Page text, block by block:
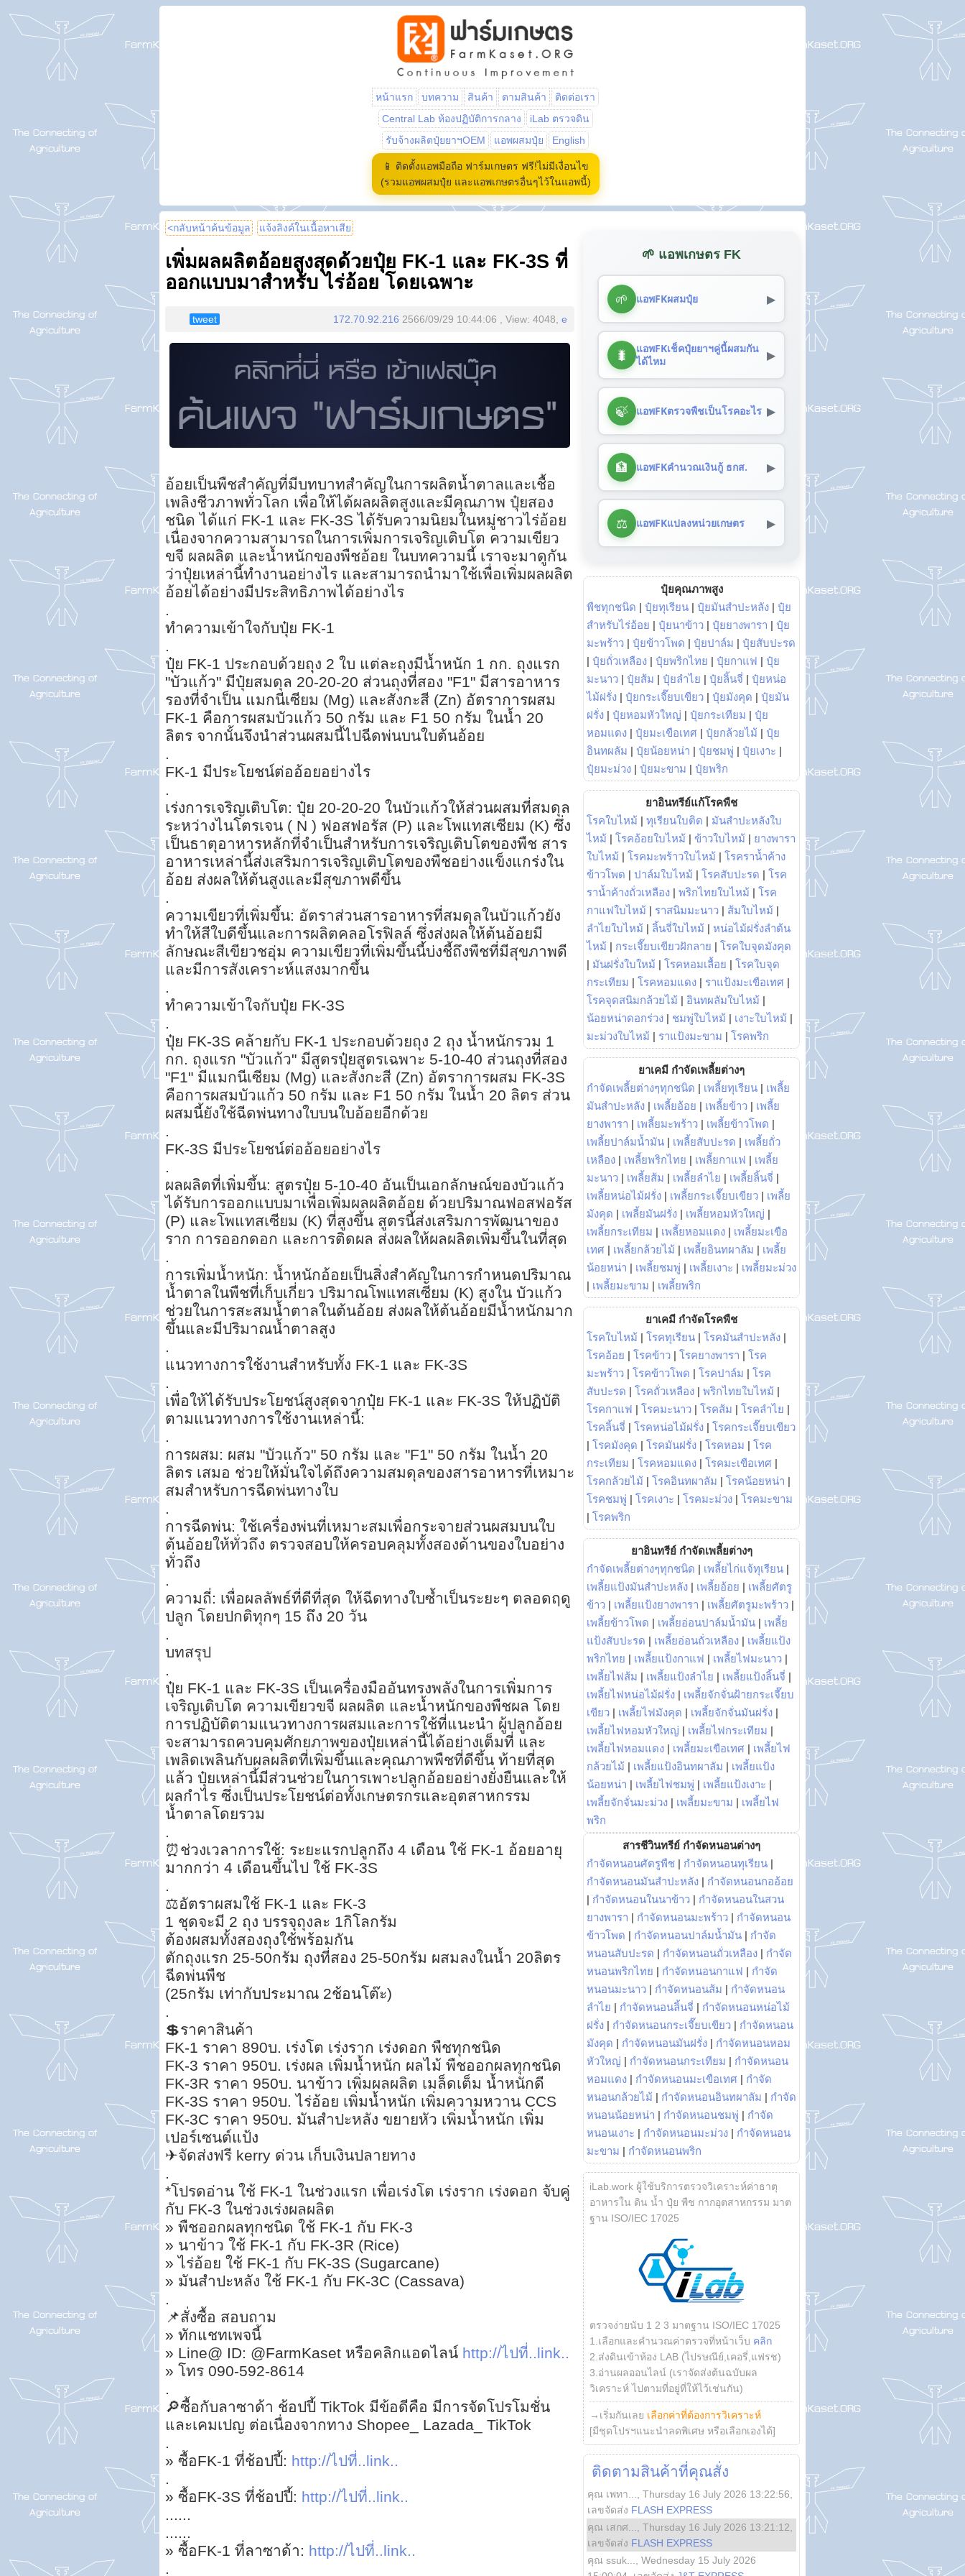
หน้าแรก บทความ สินค้า ตามสินค้า
ติดต่อเรา
Central Lab ห้องปฏิบัติการกลาง
iLab ตรวจดิน
รับจ้างผลิตปุ๋ยยาฯOEM
แอพผสมปุ๋ย English
📱 ติดตั้งแอพมือถือ ฟาร์มเกษตร ฟรี!ไม่มีเงื่อนไข
(รวมแอพผสมปุ๋ย และแอพเกษตรอื่นๆไว้ในแอพนี้)
<กลับหน้าค้นข้อมูล แจ้งลิงค์ในเนื้อหาเสีย
เพิ่มผลผลิตอ้อยสูงสุดด้วยปุ๋ย FK-1 และ FK-3S ที่
ออกแบบมาสำหรับ ไร่อ้อย โดยเฉพาะ
tweet 172.70.92.216 2566/09/29 10:44:06 , View: 4048, e
อ้อยเป็นพืชสำคัญที่มีบทบาทสำคัญในการผลิตน้ำตาลและเชื้อ
เพลิงชีวภาพทั่วโลก เพื่อให้ได้ผลผลิตสูงและมีคุณภาพ ปุ๋ยสอง
ชนิด ได้แก่ FK-1 และ FK-3S ได้รับความนิยมในหมู่ชาวไร่อ้อย
เนื่องจากความสามารถในการเพิ่มการเจริญเติบโต ความเขียว
ขจี ผลผลิต และน้ำหนักของพืชอ้อย ในบทความนี้ เราจะมาดูกัน
ว่าปุ๋ยเหล่านี้ทำงานอย่างไร และสามารถนำมาใช้เพื่อเพิ่มผลผลิต
อ้อยได้อย่างมีประสิทธิภาพได้อย่างไร
.
ทำความเข้าใจกับปุ๋ย FK-1
.
ปุ๋ย FK-1 ประกอบด้วยถุง 2 ใบ แต่ละถุงมีน้ำหนัก 1 กก. ถุงแรก
"บัวแก้ว" มีปุ๋ยสมดุล 20-20-20 ส่วนถุงที่สอง "F1" มีสารอาหาร
รองที่จำเป็น แมกนีเซียม (Mg) และสังกะสี (Zn) อัตราการผสม
FK-1 คือการผสมบัวแก้ว 50 กรัม และ F1 50 กรัม ในน้ำ 20
ลิตร จากนั้นจึงนำส่วนผสมนี้ไปฉีดพ่นบนใบต้นอ้อย
.
FK-1 มีประโยชน์ต่ออ้อยอย่างไร
.
เร่งการเจริญเติบโต: ปุ๋ย 20-20-20 ในบัวแก้วให้ส่วนผสมที่สมดุล
ระหว่างไนโตรเจน ( N ) ฟอสฟอรัส (P) และโพแทสเซียม (K) ซึ่ง
เป็นธาตุอาหารหลักที่จำเป็นสำหรับการเจริญเติบโตของพืช สาร
อาหารเหล่านี้ส่งเสริมการเจริญเติบโตของพืชอย่างแข็งแกร่งใน
อ้อย ส่งผลให้ต้นสูงและมีสุขภาพดีขึ้น
.
ความเขียวที่เพิ่มขึ้น: อัตราส่วนสารอาหารที่สมดุลในบัวแก้วยัง
ทำให้สีใบดีขึ้นและการผลิตคลอโรฟิลล์ ซึ่งส่งผลให้ต้นอ้อยมี
ลักษณะสีเขียวชอุ่ม ความเขียวที่เพิ่มขึ้นนี้บ่งชี้ถึงพืชที่มีสุขภาพดี
และมีการสังเคราะห์แสงมากขึ้น
.
ทำความเข้าใจกับปุ๋ย FK-3S
.
ปุ๋ย FK-3S คล้ายกับ FK-1 ประกอบด้วยถุง 2 ถุง น้ำหนักรวม 1
กก. ถุงแรก "บัวแก้ว" มีสูตรปุ๋ยสูตรเฉพาะ 5-10-40 ส่วนถุงที่สอง
"F1" มีแมกนีเซียม (Mg) และสังกะสี (Zn) อัตราการผสม FK-3S
คือการผสมบัวแก้ว 50 กรัม และ F1 50 กรัม ในน้ำ 20 ลิตร ส่วน
ผสมนี้ยังใช้ฉีดพ่นทางใบบนใบอ้อยอีกด้วย
.
FK-3S มีประโยชน์ต่ออ้อยอย่างไร
.
ผลผลิตที่เพิ่มขึ้น: สูตรปุ๋ย 5-10-40 อันเป็นเอกลักษณ์ของบัวแก้ว
ได้รับการออกแบบมาเพื่อเพิ่มผลผลิตอ้อย ด้วยปริมาณฟอสฟอรัส
(P) และโพแทสเซียม (K) ที่สูงขึ้น สูตรนี้ส่งเสริมการพัฒนาของ
ราก การออกดอก และการติดผล ส่งผลให้ผลผลิตเพิ่มขึ้นในที่สุด
.
การเพิ่มน้ำหนัก: น้ำหนักอ้อยเป็นสิ่งสำคัญในการกำหนดปริมาณ
น้ำตาลในพืชที่เก็บเกี่ยว ปริมาณโพแทสเซียม (K) สูงใน บัวแก้ว
ช่วยในการสะสมน้ำตาลในต้นอ้อย ส่งผลให้ต้นอ้อยมีน้ำหนักมาก
ขึ้นและมีปริมาณน้ำตาลสูง
.
แนวทางการใช้งานสำหรับทั้ง FK-1 และ FK-3S
.
เพื่อให้ได้รับประโยชน์สูงสุดจากปุ๋ย FK-1 และ FK-3S ให้ปฏิบัติ
ตามแนวทางการใช้งานเหล่านี้:
.
การผสม: ผสม "บัวแก้ว" 50 กรัม และ "F1" 50 กรัม ในน้ำ 20
ลิตร เสมอ ช่วยให้มั่นใจได้ถึงความสมดุลของสารอาหารที่เหมาะ
สมสำหรับการฉีดพ่นทางใบ
.
การฉีดพ่น: ใช้เครื่องพ่นที่เหมาะสมเพื่อกระจายส่วนผสมบนใบ
ต้นอ้อยให้ทั่วถึง ตรวจสอบให้ครอบคลุมทั้งสองด้านของใบอย่าง
ทั่วถึง
.
ความถี่: เพื่อผลลัพธ์ที่ดีที่สุด ให้ฉีดทางใบซ้ำเป็นระยะๆ ตลอดฤดู
ปลูก โดยปกติทุกๆ 15 ถึง 20 วัน
.
บทสรุป
.
ปุ๋ย FK-1 และ FK-3S เป็นเครื่องมืออันทรงพลังในการเพิ่มการ
เจริญเติบโต ความเขียวขจี ผลผลิต และน้ำหนักของพืชผล โดย
การปฏิบัติตามแนวทางการผสมและการใช้ที่แนะนำ ผู้ปลูกอ้อย
จะสามารถควบคุมศักยภาพของปุ๋ยเหล่านี้ได้อย่างเต็มที่ และ
เพลิดเพลินกับผลผลิตที่เพิ่มขึ้นและคุณภาพพืชที่ดีขึ้น ท้ายที่สุด
แล้ว ปุ๋ยเหล่านี้มีส่วนช่วยในการเพาะปลูกอ้อยอย่างยั่งยืนและให้
ผลกำไร ซึ่งเป็นประโยชน์ต่อทั้งเกษตรกรและอุตสาหกรรม
น้ำตาลโดยรวม
.
⏰ช่วงเวลาการใช้: ระยะแรกปลูกถึง 4 เดือน ใช้ FK-1 อ้อยอายุ
มากกว่า 4 เดือนขึ้นไป ใช้ FK-3S
.
⚖อัตราผสมใช้ FK-1 และ FK-3
1 ชุดจะมี 2 ถุง บรรจุถุงละ 1กิโลกรัม
ต้องผสมทั้งสองถุงใช้พร้อมกัน
ตักถุงแรก 25-50กรัม ถุงที่สอง 25-50กรัม ผสมลงในน้ำ 20ลิตร
ฉีดพ่นพืช
(25กรัม เท่ากับประมาณ 2ช้อนโต๊ะ)
.
💲ราคาสินค้า
FK-1 ราคา 890บ. เร่งโต เร่งราก เร่งดอก พืชทุกชนิด
FK-3 ราคา 950บ. เร่งผล เพิ่มน้ำหนัก ผลไม้ พืชออกผลทุกชนิด
FK-3R ราคา 950บ. นาข้าว เพิ่มผลผลิต เมล็ดเต็ม น้ำหนักดี
FK-3S ราคา 950บ. ไร่อ้อย เพิ่มน้ำหนัก เพิ่มความหวาน CCS
FK-3C ราคา 950บ. มันสำปะหลัง ขยายหัว เพิ่มน้ำหนัก เพิ่ม
เปอร์เซนต์แป้ง
✈จัดส่งฟรี kerry ด่วน เก็บเงินปลายทาง
.
*โปรดอ่าน ใช้ FK-1 ในช่วงแรก เพื่อเร่งโต เร่งราก เร่งดอก จับคู่
กับ FK-3 ในช่วงเร่งผลผลิต
» พืชออกผลทุกชนิด ใช้ FK-1 กับ FK-3
» นาข้าว ใช้ FK-1 กับ FK-3R (Rice)
» ไร่อ้อย ใช้ FK-1 กับ FK-3S (Sugarcane)
» มันสำปะหลัง ใช้ FK-1 กับ FK-3C (Cassava)
.
📌สั่งซื้อ สอบถาม
» ทักแชทเพจนี้
» Line@ ID: @FarmKaset หรือคลิกแอดไลน์ http://ไปที่..link..
» โทร 090-592-8614
.
🔎ซื้อกับลาซาด้า ช้อปปี้ TikTok มีข้อดีคือ มีการจัดโปรโมชั่น
และเคมเปญ ต่อเนื่องจากทาง Shopee_ Lazada_ TikTok
.
» ซื้อFK-1 ที่ช้อปปี้: http://ไปที่..link..
.
» ซื้อFK-3S ที่ช้อปปี้: http://ไปที่..link..
......
......
» ซื้อFK-1 ที่ลาซาด้า: http://ไปที่..link..
.
🌱 แอพเกษตร FK
🌱 แอพFKผสมปุ๋ย ▶
🐛
แอพFKเช็คปุ๋ยยาฯคู่นี้ผสมกัน
ได้ไหม
▶
🍃 แอพFKตรวจพืชเป็นโรคอะไร ▶
🏦 แอพFKคำนวณเงินกู้ ธกส. ▶
⚖️ แอพFKแปลงหน่วยเกษตร ▶
ปุ๋ยคุณภาพสูง
พืชทุกชนิด | ปุ๋ยทุเรียน | ปุ๋ยมันสำปะหลัง | ปุ๋ย
สำหรับไร่อ้อย | ปุ๋ยนาข้าว | ปุ๋ยยางพารา | ปุ๋ย
มะพร้าว | ปุ๋ยข้าวโพด | ปุ๋ยปาล์ม | ปุ๋ยสับปะรด
| ปุ๋ยถั่วเหลือง | ปุ๋ยพริกไทย | ปุ๋ยกาแฟ | ปุ๋ย
มะนาว | ปุ๋ยส้ม | ปุ๋ยลำไย | ปุ๋ยลิ้นจี่ | ปุ๋ยหน่อ
ไม้ฝรั่ง | ปุ๋ยกระเจี๊ยบเขียว | ปุ๋ยมังคุด | ปุ๋ยมัน
ฝรั่ง | ปุ๋ยหอมหัวใหญ่ | ปุ๋ยกระเทียม | ปุ๋ย
หอมแดง | ปุ๋ยมะเขือเทศ | ปุ๋ยกล้วยไม้ | ปุ๋ย
อินทผลัม | ปุ๋ยน้อยหน่า | ปุ๋ยชมพู่ | ปุ๋ยเงาะ |
ปุ๋ยมะม่วง | ปุ๋ยมะขาม | ปุ๋ยพริก
ยาอินทรีย์แก้โรคพืช
โรคใบไหม้ | ทุเรียนใบติด | มันสำปะหลังใบ
ไหม้ | โรคอ้อยใบไหม้ | ข้าวใบไหม้ | ยางพารา
ใบไหม้ | โรคมะพร้าวใบไหม้ | โรคราน้ำค้าง
ข้าวโพด | ปาล์มใบไหม้ | โรคสับปะรด | โรค
ราน้ำค้างถั่วเหลือง | พริกไทยใบไหม้ | โรค
กาแฟใบไหม้ | ราสนิมมะนาว | ส้มใบไหม้ |
ลำไยใบไหม้ | ลิ้นจี่ใบไหม้ | หน่อไม้ฝรั่งลำต้น
ไหม้ | กระเจี๊ยบเขียวฝักลาย | โรคใบจุดมังคุด
| มันฝรั่งใบใหม้ | โรคหอมเลื้อย | โรคใบจุด
กระเทียม | โรคหอมแดง | ราแป้งมะเขือเทศ |
โรคจุดสนิมกล้วยไม้ | อินทผลัมใบไหม้ |
น้อยหน่าดอกร่วง | ชมพู่ใบไหม้ | เงาะใบไหม้ |
มะม่วงใบไหม้ | ราแป้งมะขาม | โรคพริก
ยาเคมี กำจัดเพลี้ยต่างๆ
กำจัดเพลี้ยต่างๆทุกชนิด | เพลี้ยทุเรียน | เพลี้ย
มันสำปะหลัง | เพลี้ยอ้อย | เพลี้ยข้าว | เพลี้ย
ยางพารา | เพลี้ยมะพร้าว | เพลี้ยข้าวโพด |
เพลี้ยปาล์มน้ำมัน | เพลี้ยสับปะรด | เพลี้ยถั่ว
เหลือง | เพลี้ยพริกไทย | เพลี้ยกาแฟ | เพลี้ย
มะนาว | เพลี้ยส้ม | เพลี้ยลำไย | เพลี้ยลิ้นจี่ |
เพลี้ยหน่อไม้ฝรั่ง | เพลี้ยกระเจี๊ยบเขียว | เพลี้ย
มังคุด | เพลี้ยมันฝรั่ง | เพลี้ยหอมหัวใหญ่ |
เพลี้ยกระเทียม | เพลี้ยหอมแดง | เพลี้ยมะเขือ
เทศ | เพลี้ยกล้วยไม้ | เพลี้ยอินทผาลัม | เพลี้ย
น้อยหน่า | เพลี้ยชมพู่ | เพลี้ยเงาะ | เพลี้ยมะม่วง
| เพลี้ยมะขาม | เพลี้ยพริก
ยาเคมี กำจัดโรคพืช
โรคใบไหม้ | โรคทุเรียน | โรคมันสำปะหลัง |
โรคอ้อย | โรคข้าว | โรคยางพารา | โรค
มะพร้าว | โรคข้าวโพด | โรคปาล์ม | โรค
สับปะรด | โรคถั่วเหลือง | พริกไทยใบไหม้ |
โรคกาแฟ | โรคมะนาว | โรคส้ม | โรคลำไย |
โรคลิ้นจี่ | โรคหน่อไม้ฝรั่ง | โรคกระเจี๊ยบเขียว
| โรคมังคุด | โรคมันฝรั่ง | โรคหอม | โรค
กระเทียม | โรคหอมแดง | โรคมะเขือเทศ |
โรคกล้วยไม้ | โรคอินทผาลัม | โรคน้อยหน่า |
โรคชมพู่ | โรคเงาะ | โรคมะม่วง | โรคมะขาม
| โรคพริก
ยาอินทรีย์ กำจัดเพลี้ยต่างๆ
กำจัดเพลี้ยต่างๆทุกชนิด | เพลี้ยไก่แจ้ทุเรียน |
เพลี้ยแป้งมันสำปะหลัง | เพลี้ยอ้อย | เพลี้ยศัตรู
ข้าว | เพลี้ยแป้งยางพารา | เพลี้ยศัตรูมะพร้าว |
เพลี้ยข้าวโพด | เพลี้ยอ่อนปาล์มน้ำมัน | เพลี้ย
แป้งสับปะรด | เพลี้ยอ่อนถั่วเหลือง | เพลี้ยแป้ง
พริกไทย | เพลี้ยแป้งกาแฟ | เพลี้ยไฟมะนาว |
เพลี้ยไฟส้ม | เพลี้ยแป้งลำไย | เพลี้ยแป้งลิ้นจี่ |
เพลี้ยไฟหน่อไม้ฝรั่ง | เพลี้ยจักจั่นฝ้ายกระเจี๊ยบ
เขียว | เพลี้ยไฟมังคุด | เพลี้ยจักจั่นมันฝรั่ง |
เพลี้ยไฟหอมหัวใหญ่ | เพลี้ยไฟกระเทียม |
เพลี้ยไฟหอมแดง | เพลี้ยมะเขือเทศ | เพลี้ยไฟ
กล้วยไม้ | เพลี้ยแป้งอินทผาลัม | เพลี้ยแป้ง
น้อยหน่า | เพลี้ยไฟชมพู่ | เพลี้ยแป้งเงาะ |
เพลี้ยจักจั่นมะม่วง | เพลี้ยมะขาม | เพลี้ยไฟ
พริก
สารชีวินทรีย์ กำจัดหนอนต่างๆ
กำจัดหนอนศัตรูพืช | กำจัดหนอนทุเรียน |
กำจัดหนอนมันสำปะหลัง | กำจัดหนอนกออ้อย
| กำจัดหนอนในนาข้าว | กำจัดหนอนในสวน
ยางพารา | กำจัดหนอนมะพร้าว | กำจัดหนอน
ข้าวโพด | กำจัดหนอนปาล์มน้ำมัน | กำจัด
หนอนสับปะรด | กำจัดหนอนถั่วเหลือง | กำจัด
หนอนพริกไทย | กำจัดหนอนกาแฟ | กำจัด
หนอนมะนาว | กำจัดหนอนส้ม | กำจัดหนอน
ลำไย | กำจัดหนอนลิ้นจี่ | กำจัดหนอนหน่อไม้
ฝรั่ง | กำจัดหนอนกระเจี๊ยบเขียว | กำจัดหนอน
มังคุด | กำจัดหนอนมันฝรั่ง | กำจัดหนอนหอม
หัวใหญ่ | กำจัดหนอนกระเทียม | กำจัดหนอน
หอมแดง | กำจัดหนอนมะเขือเทศ | กำจัด
หนอนกล้วยไม้ | กำจัดหนอนอินทผาลัม | กำจัด
หนอนน้อยหน่า | กำจัดหนอนชมพู่ | กำจัด
หนอนเงาะ | กำจัดหนอนมะม่วง | กำจัดหนอน
มะขาม | กำจัดหนอนพริก
iLab.work ผู้ใช้บริการตรวจวิเคราะห์ค่าธาตุ
อาหารใน ดิน น้ำ ปุ๋ย พืช กากอุตสาหกรรม มาต
ฐาน ISO/IEC 17025
ตรวจง่ายนับ 1 2 3 มาตฐาน ISO/IEC 17025
1.เลือกและคำนวณค่าตรวจที่หน้าเว็บ คลิก
2.ส่งดินเข้าห้อง LAB (ไปรษณีย์,เคอรี่,แฟรช)
3.อ่านผลออนไลน์ (เราจัดส่งต้นฉบับผล
วิเคราะห์ ไปตามที่อยู่ที่ให้ไว้เช่นกัน)
→เริ่มกันเลย เลือกค่าที่ต้องการวิเคราะห์
[มีชุดโปรฯแนะนำลดพิเศษ หรือเลือกเองได้]
ติดตามสินค้าที่คุณสั่ง
คุณ เพทา... Thursday 16 July 2026 13:22:56
เลขจัดส่ง FLASH EXPRESS
คุณ เสกศ...
Thursday 16 July 2026 13:21:12
เลขจัดส่ง FLASH EXPRESS
คุณ ssuk...
Wednesday 15 July 2026